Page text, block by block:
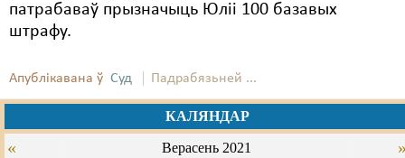
патрабаваў прызначыць Юліі 100 базавых
штрафу.
Апублікавана ў Суд Падрабязьней ...
КАЛЯНДАР
« Верасень 2021
Распальваньне варожасьці
Свабода слова
Свабода сумленьня